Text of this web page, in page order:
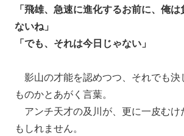
「飛雄、急速に進化するお前に、俺
ないね」
「でも、それは今日じゃない」
影山の才能を認めつつ、それでも決
ものかとあがく言葉。
アンチ天才の及川が、更に一皮む
もしれません。